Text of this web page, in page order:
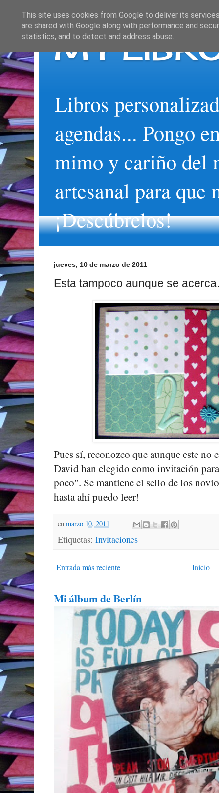
MY
Libros
agendas... Pongo
mimo y cariño del
artesanal para que
¡Descúbrelos!
jueves, 10 de marzo de 2011
Esta tampoco aunque se
Pues sí, reconozco que aunque este no
David han elegido como invitación
poco". Se mantiene el sello de los
hasta ahí puedo leer!
en marzo 10, 2011
Etiquetas: Invitaciones
Entrada más reciente Inicio
Mi álbum de Berlín
This site uses cookies from Google to deliver its
are shared with Google along with performance and
statistics, and to detect and address abuse.